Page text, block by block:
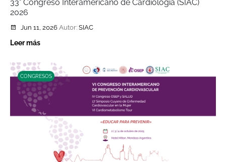
33° Congreso Interamericano de Cardiología (SIAC)
2026
Jun 11, 2026 Autor: SIAC
Leer más
CONGRESOS